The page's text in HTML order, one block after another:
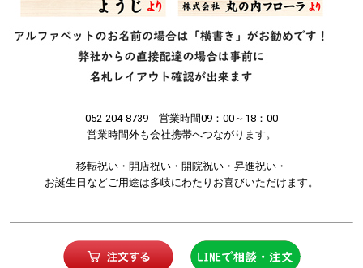
052-204-8739 営業時間09：00～18：00
営業時間外も会社携帯へつながります。
移転祝い・開店祝い・開院祝い・昇進祝い・
お誕生日などご用途は多岐にわたりお喜びいただけます。